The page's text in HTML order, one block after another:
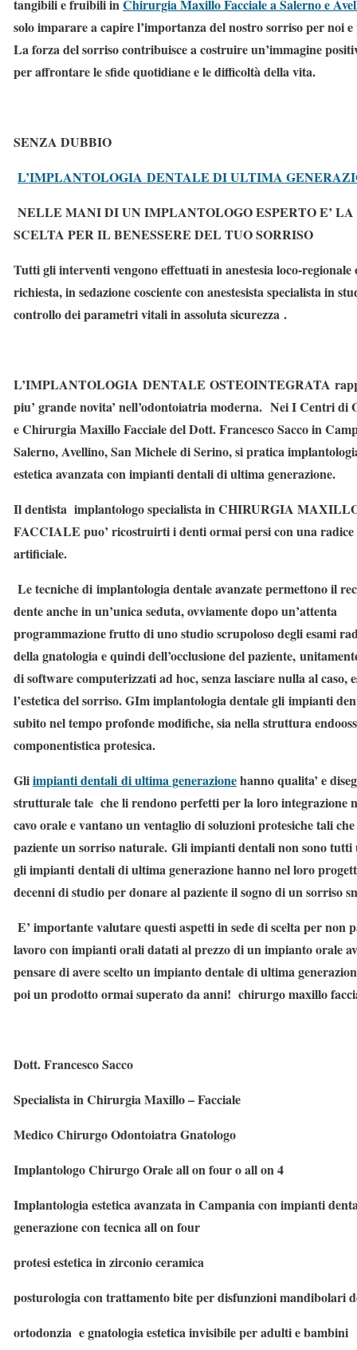
tangibili e fruibili inChirurgia Maxillo Facciale a Salerno e
solo imparare a capire l’importanza del nostro sorriso per noi
La forza del sorriso contribuisce a costruire un’immagine
per affrontare le sfide quotidiane e le difficoltà della vita.
SENZA DUBBIO
L’IMPLANTOLOGIA DENTALE DI ULTIMA
NELLE MANI DI UN IMPLANTOLOGO ESPERTO E’
SCELTA PER IL BENESSERE DEL TUO SORRISO
Tutti gli interventi vengono effettuati in anestesia loco-regionale
richiesta, insedazione coscientecon anestesista specialista in
controllo dei parametri vitali in assoluta sicurezza .
L’IMPLANTOLOGIA DENTALE OSTEOINTEGRATA
piu’ grande novita’ nell’odontoiatria moderna. Nei I Centri di
e Chirurgia Maxillo Facciale del Dott. Francesco Sacco in
Salerno, Avellino, San Michele di Serino, si pratica
estetica avanzata con impianti dentali di ultima generazione.
Il dentista implantologo specialista in CHIRURGIA
FACCIALE puo’ ricostruirti i denti ormai persi con una
artificiale.
Le tecniche di implantologia dentale avanzate permettono il
dente anche in un’unica seduta, ovviamente dopo un’attenta
programmazione frutto di uno studio scrupoloso degli esami
della gnatologia e quindi dell’occlusione del paziente,
di software computerizzati ad hoc, senza lasciare nulla al caso,
l’estetica del sorriso. GIm implantologia dentale gli impianti
subito nel tempo profonde modifiche, sia nella struttura
componentistica protesica.
Gliimpianti dentali di ultima generazionehanno qualita’ e
strutturale tale che li rendono perfetti per la loro integrazione
cavo orale e vantano un ventaglio di soluzioni protesiche tali
paziente un sorriso naturale. Gli impianti dentali non sono tutti
gli impianti dentali di ultima generazione hanno nel loro
decenni di studio per donare al paziente il sogno di un sorriso
E’ importante valutare questi aspetti in sede di scelta per non
lavoro conimpianti orali datati al prezzo di un impianto orale
pensare di avere scelto un impianto dentale di ultima
poi un prodotto ormai superato da anni! chirurgo maxillo
Dott. Francesco Sacco
Specialista in Chirurgia Maxillo – Facciale
Medico Chirurgo Odontoiatra Gnatologo
Implantologo Chirurgo Orale all on four o all on 4
Implantologia estetica avanzata in Campania con impianti
generazione con tecnica all on four
protesi estetica in zirconio ceramica
posturologia con trattamento bite per disfunzioni mandibolari
ortodonzia e gnatologia estetica invisibile per adulti e bambini